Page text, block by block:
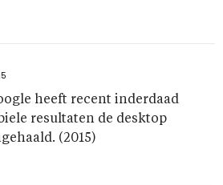
heeft recent inderdaad
resultaten de desktop
(2015)